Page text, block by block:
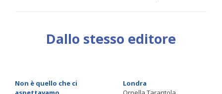
Dallo stesso editore
Non è quello che ci
Londra